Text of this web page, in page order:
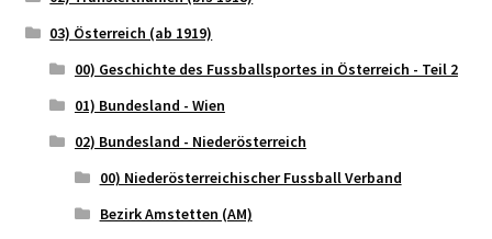
03) Österreich (ab 1919)
00) Geschichte des Fussballsportes in Österreich - Teil 2
01) Bundesland - Wien
02) Bundesland - Niederösterreich
00) Niederösterreichischer Fussball Verband
Bezirk Amstetten (AM)